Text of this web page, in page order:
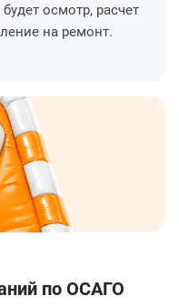
осмотр, расчет
на ремонт.
по ОСАГО